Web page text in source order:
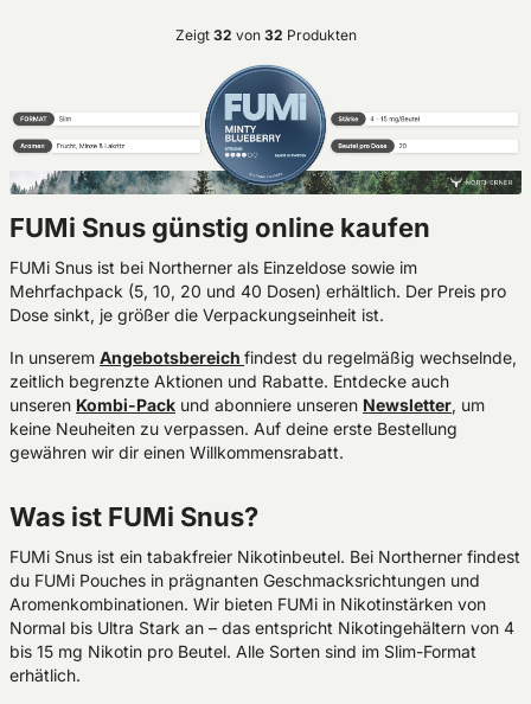
Zeigt 32 von 32 Produkten
FUMi Snus günstig online kaufen
FUMi Snus ist bei Northerner als Einzeldose sowie im
Mehrfachpack (5, 10, 20 und 40 Dosen) erhältlich. Der Preis pro
Dose sinkt, je größer die Verpackungseinheit ist.
In unserem Angebotsbereich findest du regelmäßig wechselnde,
zeitlich begrenzte Aktionen und Rabatte. Entdecke auch
unseren Kombi-Pack und abonniere unseren Newsletter, um
keine Neuheiten zu verpassen. Auf deine erste Bestellung
gewähren wir dir einen Willkommensrabatt.
Was ist FUMi Snus?
FUMi Snus ist ein tabakfreier Nikotinbeutel. Bei Northerner findest
du FUMi Pouches in prägnanten Geschmacksrichtungen und
Aromenkombinationen. Wir bieten FUMi in Nikotinstärken von
Normal bis Ultra Stark an – das entspricht Nikotingehältern von 4
bis 15 mg Nikotin pro Beutel. Alle Sorten sind im Slim-Format
erhätlich.